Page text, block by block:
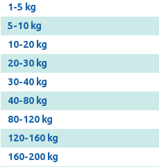
1-5 kg
5-10 kg
10-20 kg
20-30 kg
30-40 kg
40-80 kg
80-120 kg
120-160 kg
160-200 kg